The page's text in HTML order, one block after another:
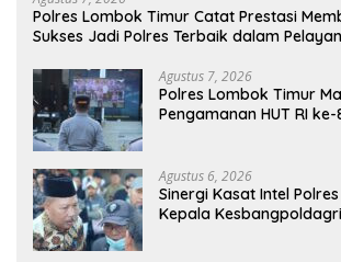
Polres Lombok Timur Catat Prestasi
Sukses Jadi Polres Terbaik dalam
Agustus 7, 2026
Polres Lombok Timur
Pengamanan HUT RI ke-
Agustus 6, 2026
Sinergi Kasat Intel
Kepala